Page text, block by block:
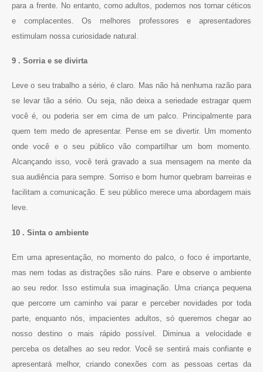
para a frente. No entanto, como adultos, podemos nos tornar céticos
e complacentes. Os melhores professores e apresentadores
estimulam nossa curiosidade natural.
9 . Sorria e se divirta
Leve o seu trabalho a sério, é claro. Mas não há nenhuma razão para
se levar tão a sério. Ou seja, não deixa a seriedade estragar quem
você é, ou poderia ser em cima de um palco. Principalmente para
quem tem medo de apresentar. Pense em se divertir. Um momento
onde você e o seu público vão compartilhar um bom momento.
Alcançando isso, você terá gravado a sua mensagem na mente da
sua audiência para sempre. Sorriso e bom humor quebram barreiras e
facilitam a comunicação. E seu público merece uma abordagem mais
leve.
10 . Sinta o ambiente
Em uma apresentação, no momento do palco, o foco é importante,
mas nem todas as distrações são ruins. Pare e observe o ambiente
ao seu redor. Isso estimula sua imaginação. Uma criança pequena
que percorre um caminho vai parar e perceber novidades por toda
parte, enquanto nós, impacientes adultos, só queremos chegar ao
nosso destino o mais rápido possível. Diminua a velocidade e
perceba os detalhes ao seu redor. Você se sentirá mais confiante e
apresentará melhor, criando conexões com as pessoas certas da